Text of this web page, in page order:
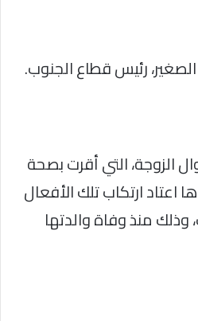
رئيس قطاع الجنوب.
الزوجة، التي أقرت بصحة
اعتاد ارتكاب تلك الأفعال
6 سنوات، وذلك منذ وفاة والدتها